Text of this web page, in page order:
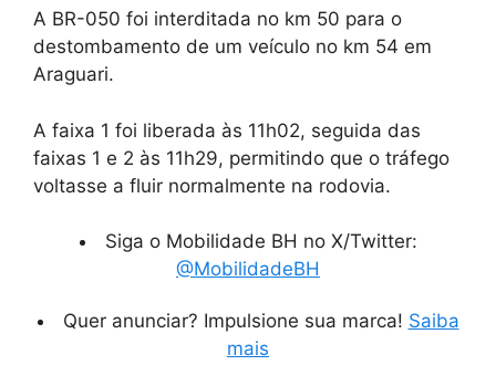
A BR-050 foi interditada no km 50 para o
destombamento de um veículo no km 54 em
Araguari.
A faixa 1 foi liberada às 11h02, seguida das
faixas 1 e 2 às 11h29, permitindo que o tráfego
voltasse a fluir normalmente na rodovia.
Siga o Mobilidade BH no X/Twitter:
@MobilidadeBH
Quer anunciar? Impulsione sua marca! Saiba
mais